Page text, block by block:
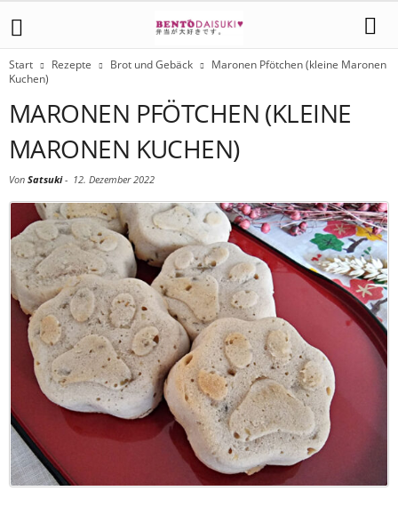
Start Rezepte Brot und Gebäck
Maronen Pfötchen (kleine Maronen
Kuchen)
MARONEN PFÖTCHEN (KLEINE
MARONEN KUCHEN)
Von Satsuki- 12. Dezember 2022